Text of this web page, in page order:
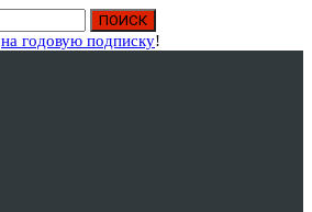
на годовую подписку!